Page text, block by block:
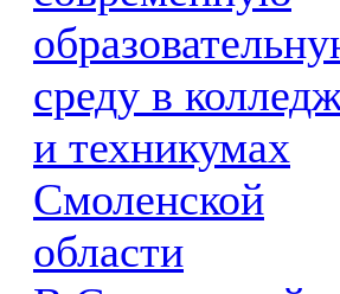
среду в
и техникумах
Смоленской
области